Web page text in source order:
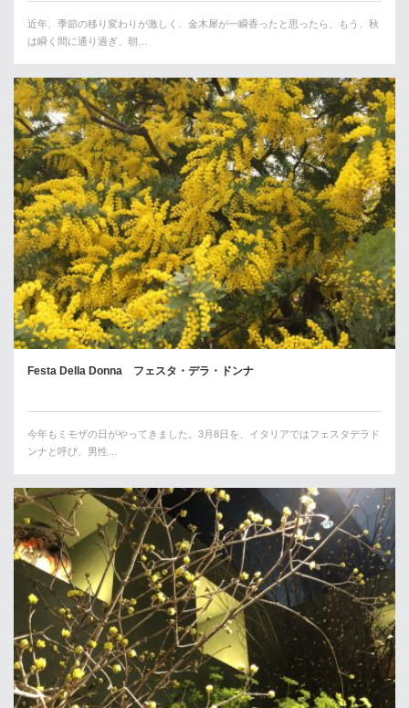
近年、季節の移り変わりが激しく、金木犀が一瞬香ったと思ったら、もう、秋
は瞬く間に通り過ぎ、朝…
Festa Della Donna フェスタ・デラ・ドンナ
今年もミモザの日がやってきました。3月8日を、イタリアではフェスタデラド
ンナと呼び、男性…